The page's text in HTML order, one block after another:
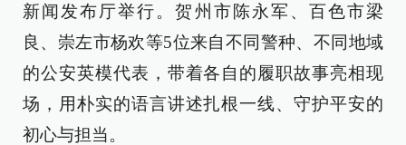
新闻发布厅举行。贺州市陈永军、百色市梁
良、崇左市杨欢等5位来自不同警种、不同地域
的公安英模代表，带着各自的履职故事亮相现
场，用朴实的语言讲述扎根一线、守护平安的
初心与担当。